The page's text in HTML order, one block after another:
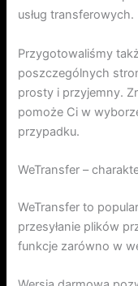
usług transferowych.
Przygotowaliśmy
poszczególnych
prosty i przyjemny.
pomoże Ci w
przypadku.
WeTransfer –
WeTransfer to
przesyłanie plików
funkcje zarówno w